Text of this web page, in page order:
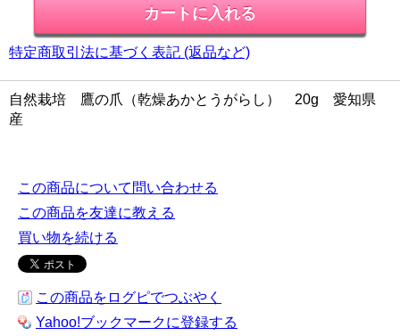
特定商取引法に基づく表記 (返品など)
自然栽培 鷹の爪（乾燥あかとうがらし） 20g 愛知県
産
この商品について問い合わせる
この商品を友達に教える
買い物を続ける
この商品をログピでつぶやく
Yahoo!ブックマークに登録する